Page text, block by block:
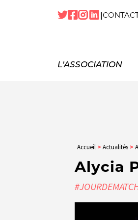
|
L'ASSOCIATION
NOSTEMPS FORTS
Accueil > Actualités >
Alycia